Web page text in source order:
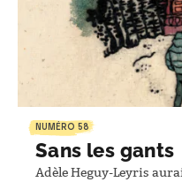
NUMÉRO 58
Sans les gants
Adèle Heguy-Leyris